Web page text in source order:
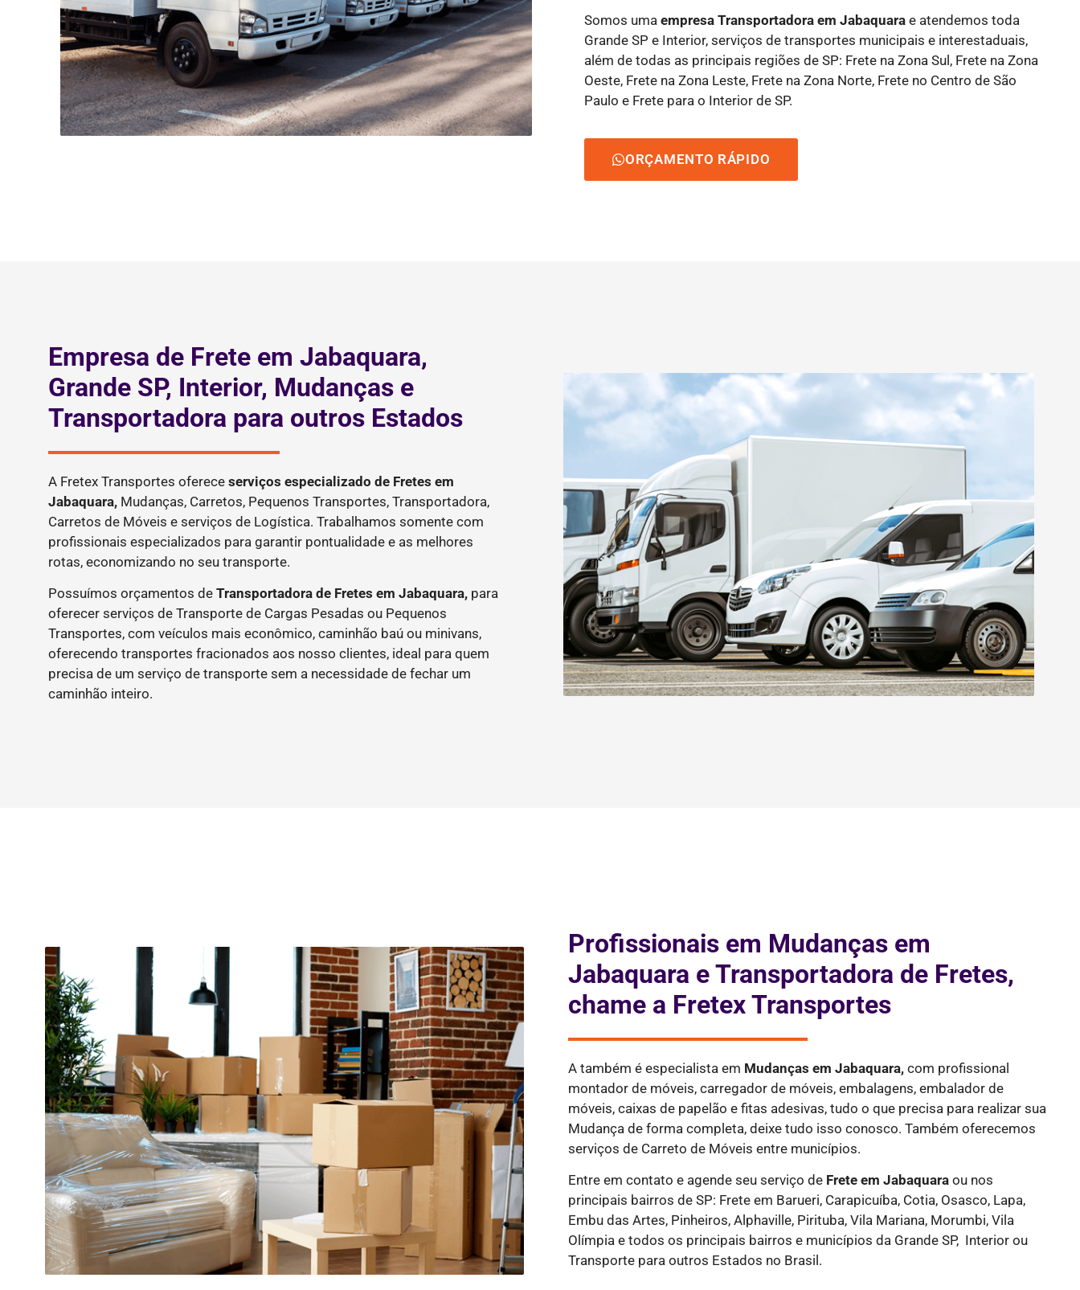
Somos umaempresa Transportadora em Jabaquara e atendemos toda
Grande SP e Interior, serviços de transportes municipais e interestaduais,
além de todas as principais regiões de SP: Frete na Zona Sul, Frete na Zona
Oeste, Frete na Zona Leste, Frete na Zona Norte, Frete no Centro de São
Paulo e Frete para o Interior de SP.
ORÇAMENTO RÁPIDO
Empresa de Frete em Jabaquara,
Grande SP, Interior, Mudanças e
Transportadora para outros Estados
A Fretex Transportes oferece serviços especializado de Fretes em
Jabaquara, Mudanças, Carretos, Pequenos Transportes, Transportadora,
Carretos de Móveis e serviços de Logística. Trabalhamos somente com
profissionais especializados para garantir pontualidade e as melhores
rotas, economizando no seu transporte.
Possuímos orçamentos de Transportadora de Fretes em Jabaquara, para
oferecer serviços de Transporte de Cargas Pesadas ou Pequenos
Transportes, com veículos mais econômico, caminhão baú ou minivans,
oferecendo transportes fracionados aos nosso clientes, ideal para quem
precisa de um serviço de transporte sem a necessidade de fechar um
caminhão inteiro.
Profissionais em Mudanças em
Jabaquara e Transportadora de Fretes,
chame a Fretex Transportes
A também é especialista em Mudanças em Jabaquara, com profissional
montador de móveis, carregador de móveis, embalagens, embalador de
móveis, caixas de papelão e fitas adesivas, tudo o que precisa para realizar sua
Mudança de forma completa, deixe tudo isso conosco. Também oferecemos
serviços de Carreto de Móveis entre municípios.
Entre em contato e agende seu serviço de Freteem Jabaquara ou nos
principais bairros de SP: Frete em Barueri, Carapicuíba, Cotia, Osasco, Lapa,
Embu das Artes, Pinheiros, Alphaville, Pirituba, Vila Mariana, Morumbi, Vila
Olímpia e todos os principais bairros e municípios da Grande SP, Interior ou
Transporte para outros Estados no Brasil.